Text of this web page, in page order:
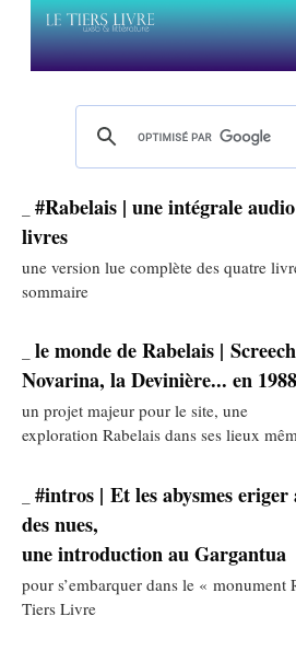
#Rabelais | une intégrale
livres
une version lue complète des quatre
sommaire
le monde de Rabelais |
Novarina, la Devinière... en 1988
un projet majeur pour le site, une
exploration Rabelais dans ses lieux
#intros | Et les abysmes eriger
des nues,
une introduction au Gargantua
pour s’embarquer dans le « monument
Tiers Livre